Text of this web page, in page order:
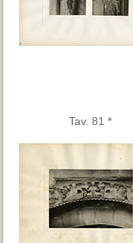
Tav. 81 *